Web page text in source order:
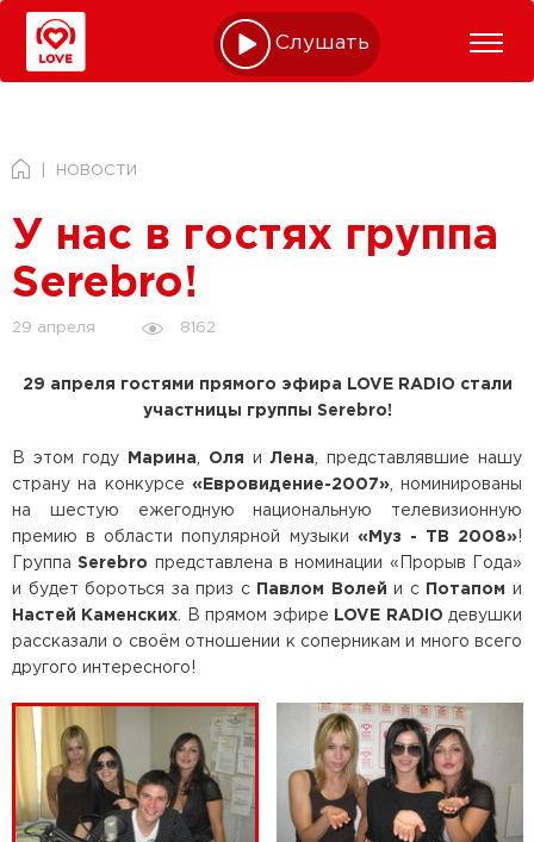
Слушать online
НОВОСТИ
У нас в гостях группа
Serebro!
29 апреля 8162
29 апреля гостями прямого эфира LOVE RADIO стали
участницы группы Serebro!
В этом году Марина Оля иЛена , представлявшие нашу
страну на конкурсе «Евровидение-2007», номинированы
на шестую ежегодную национальную телевизионную
премию в области популярной музыки «Муз - ТВ 2008»!
ГруппаSerebro представлена в номинации «Прорыв Года»
и будет бороться за приз с
Павлом Волей и с Потапом и
Настей Каменских . В прямом эфире LOVE RADIO девушки
рассказали о своём отношении к соперникам и много всего
другого интересного!